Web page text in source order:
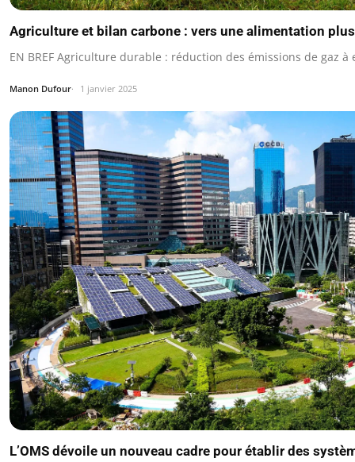
Agriculture et bilan carbone : vers une alimentation
EN BREF Agriculture durable : réduction des émissions de gaz à
Manon Dufour 1 janvier 2025
L’OMS dévoile un nouveau cadre pour établir des